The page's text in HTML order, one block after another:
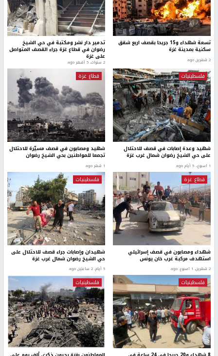
تسعة شهداء و15 جريحا بقصف اربع شقق
سكنية بمدينة غزة
2 شهرين ago
تدمير دار نشر ومكتبة في حي الشيخ
رضوان في قطاع غزة جراء القصف المتواصل
على غزة
2 سنوات، 5 أشهر ago
فلسطينيات
شهيد وعدة إصابات في قصف للاحتلال
على حي الشيخ رضوان شمال غرب غزة
1 اسبوع.، 5 أيام ago
قطاع غزة
شهيد ومصابون في قصف مسيّرة للاحتلال
تجمعا للمواطنين بحي الشيخ رضوان
1 شهر ago
قطاع غزة
شهداء ومصابون في قصف إسرائيلي
استهدف مركبة غرب خان يونس
2 شهرين، 1 اسبوع. ago
فلسطينيات
شهيدان وإصابات جراء قصف للاحتلال على
حي الشيخ رضوان شمال غرب غزة
5 أيام، 2 ساعتين ago
فلسطينيات فلسطينيات